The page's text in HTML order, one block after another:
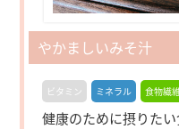
やかましいみそ汁
ビタミン ミネラル 食物繊
健康のために摂りた